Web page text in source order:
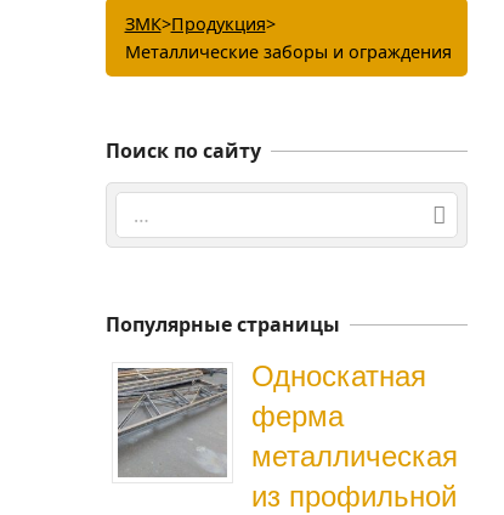
ЗМК>Продукция>
Металлические заборы и ограждения
Поиск по сайту
Поиск
Популярные страницы
Односкатная
ферма
металлическая
из профильной